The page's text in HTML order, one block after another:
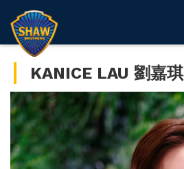
KANICE LAU 劉嘉琪